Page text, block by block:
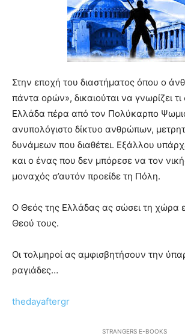
Στην εποχή του διαστήματος όπου ο
πάντα ορών», δικαιούται να γνωρίζει τι
Ελλάδα πέρα από τον Πολύκαρπο
ανυπολόγιστο δίκτυο ανθρώπων,
δυνάμεων που διαθέτει. Εξάλλου
και ο ένας που δεν μπόρεσε να τον
μοναχός σ’αυτόν προείδε τη Πόλη.
Ο Θεός της Ελλάδας ας σώσει τη χώρα
Θεού τους.
Οι τολμηροί ας αμφισβητήσουν την
ραγιάδες…
thedayaftergr
STRANGERS E-BOOKS